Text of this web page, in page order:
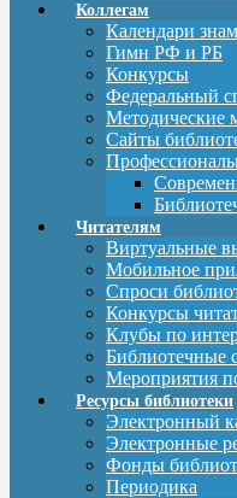
Коллегам
Календари
Гимн РФ и РБ
Конкурсы
Федеральный
Методические
Сайты
Читателям
Виртуальные
Мобильное
Спроси
Конкурсы
Клубы по
Библиотечные
Мероприятия
Ресурсы библиотеки
Электронный
Электронные
Фонды
Периодика